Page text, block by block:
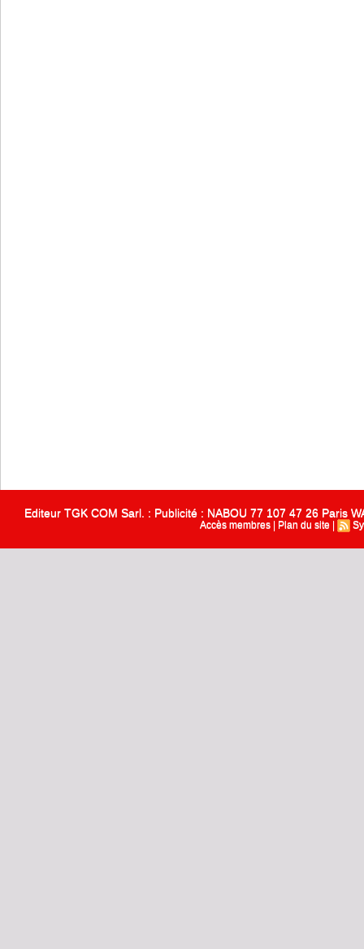
Editeur TGK COM Sarl. : Publicité : NABOU 77 107 47 26 Paris
Accès membres Plan du site